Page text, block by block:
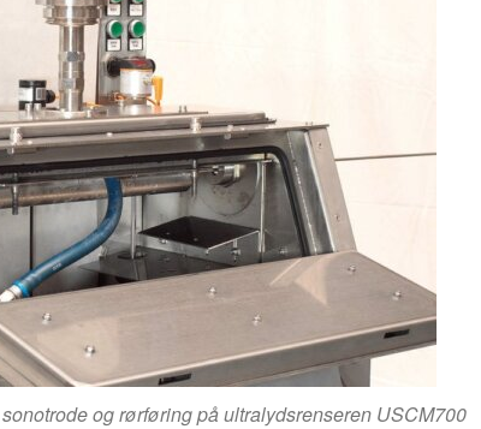
og rørføring på ultralydsrenseren USCM700